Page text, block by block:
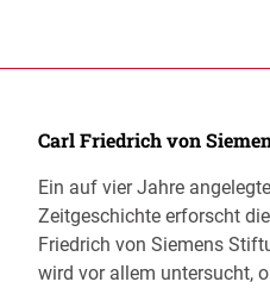
Carl Friedrich von
Ein auf vier Jahre
Zeitgeschichte erforscht
Friedrich von Siemens
wird vor allem untersucht,